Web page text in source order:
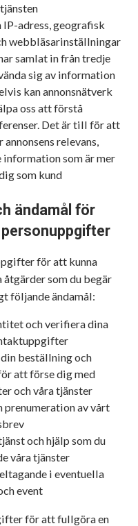
adress, geografisk
webbläsarinställningar
samlat in från tredje
sig av information
kan annonsnätverk
oss att förstå
Det är till för att
relevans,
som är mer
som kund
ändamål för
personuppgifter
för att kunna
som du begär
följande ändamål:
och verifiera dina
beställning och
att förse dig med
och våra tjänster
prenumeration av vårt
och hjälp som du
våra tjänster
i eventuella
event
för att fullgöra en